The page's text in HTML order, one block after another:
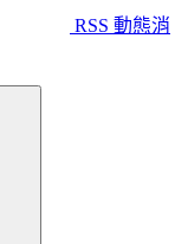
RSS 動態消